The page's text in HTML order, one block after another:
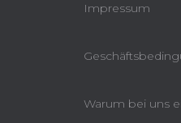
Impressum
Warum bei uns